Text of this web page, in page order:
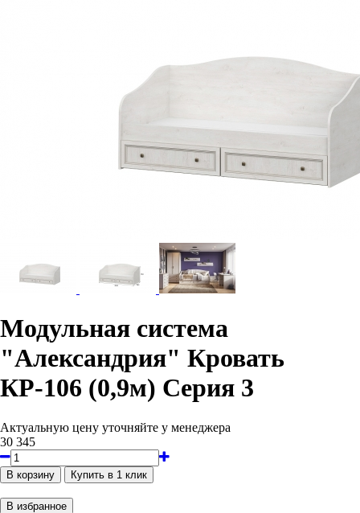
Модульная система
"Александрия" Кровать
КР-106 (0,9м) Серия 3
Актуальную цену уточняйте у менеджера
30 345